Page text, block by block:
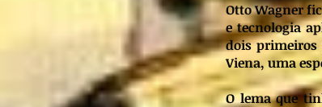
Otto Wagner
e tecnologia
dois primeiros
Viena, uma
O lema que